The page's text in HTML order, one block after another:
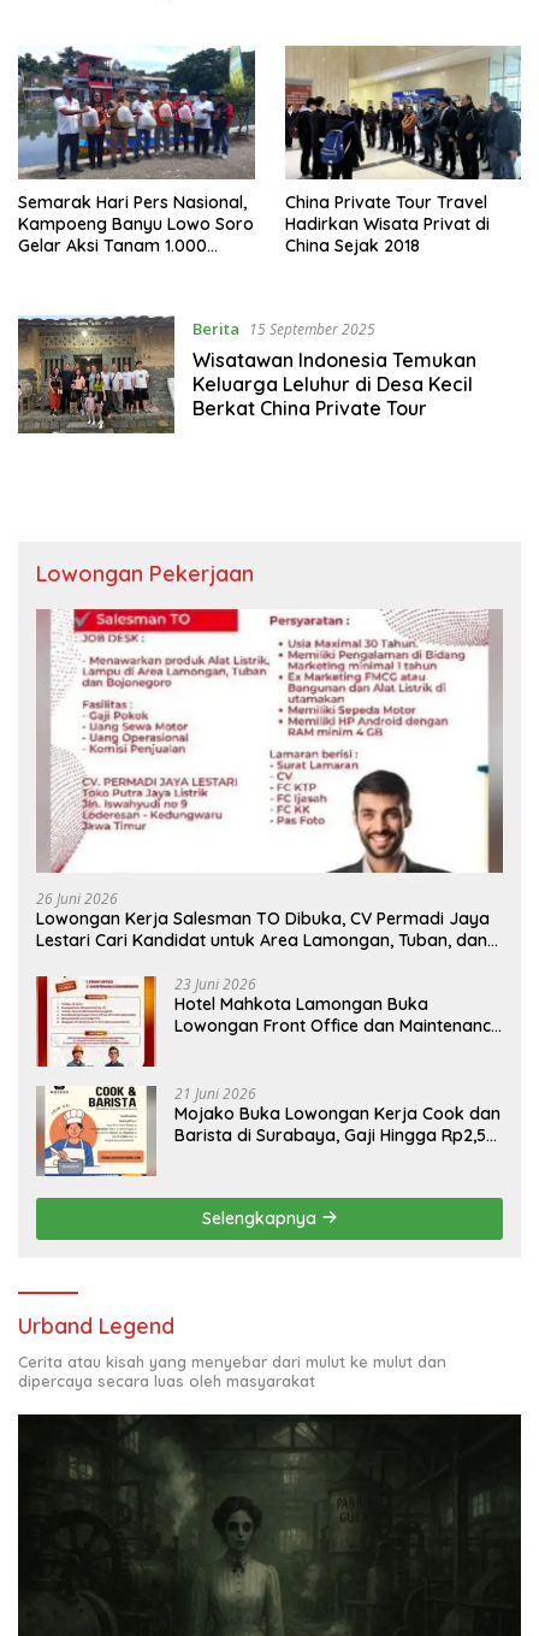
Semarak Hari Pers Nasional,
Kampoeng Banyu Lowo Soro
Gelar Aksi Tanam 1.000
China Private Tour Travel
Hadirkan Wisata Privat di
China Sejak 2018
Berita 15 September 2025
Wisatawan Indonesia Temukan
Keluarga Leluhur di Desa Kecil
Berkat China Private Tour
Lowongan Pekerjaan
26 Juni 2026
Lowongan Kerja Salesman TO Dibuka, CV Permadi Jaya
Lestari Cari Kandidat untuk Area Lamongan, Tuban, dan
23 Juni 2026
Hotel Mahkota Lamongan Buka
Lowongan Front Office dan Maintenance
21 Juni 2026
Mojako Buka Lowongan Kerja Cook dan
Barista di Surabaya, Gaji Hingga Rp2,5
Selengkapnya
Urband Legend
Cerita atau kisah yang menyebar dari mulut ke mulut dan
dipercaya secara luas oleh masyarakat